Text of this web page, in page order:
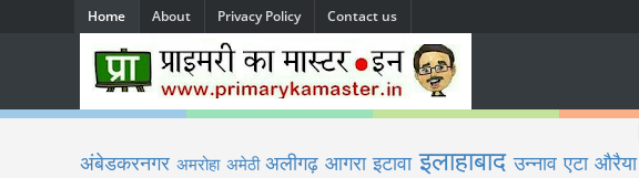
Home About Privacy Policy Contact us
अंबेडकरनगर अमरोहा अमेठी अलीगढ़ आगरा इटावा इलाहाबाद उन्नाव एटा औरैया